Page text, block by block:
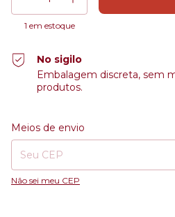
1 em estoque
No sigilo
Embalagem discreta, sem
produtos.
Entregas para o CEP:
Meios de envio
Não sei meu CEP